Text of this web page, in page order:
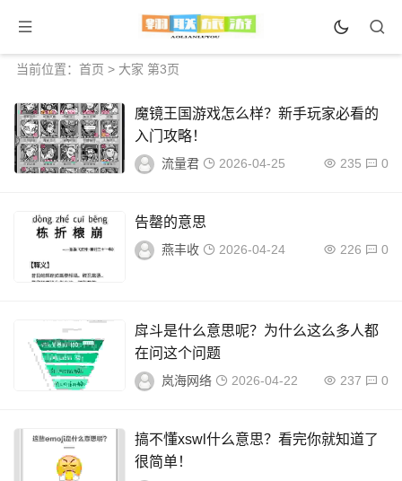
当前位置： 首页 > 大家 第3页
魔镜王国游戏怎么样？新手玩家必看的
入门攻略！
流量君 2026-04-25 235 0
告罄的意思
燕丰收 2026-04-24 226 0
戽斗是什么意思呢？为什么这么多人都
在问这个问题
岚海网络 2026-04-22 237 0
搞不懂xswl什么意思？看完你就知道了
很简单！